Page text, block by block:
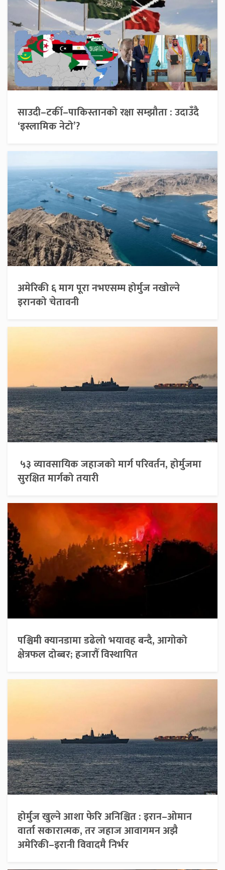
साउदी–टर्की–पाकिस्तानको रक्षा सम्झौता : उदाउँदै
‘इस्लामिक नेटो’?
अमेरिकी ६ माग पूरा नभएसम्म होर्मुज नखोल्ने
इरानको चेतावनी
५३ व्यावसायिक जहाजको मार्ग परिवर्तन, होर्मुजमा
सुरक्षित मार्गको तयारी
पश्चिमी क्यानडामा डढेलो भयावह बन्दै, आगोको
क्षेत्रफल दोब्बर; हजारौँ विस्थापित
होर्मुज खुल्ने आशा फेरि अनिश्चित : इरान–ओमान
वार्ता सकारात्मक, तर जहाज आवागमन अझै
अमेरिकी–इरानी विवादमै निर्भर